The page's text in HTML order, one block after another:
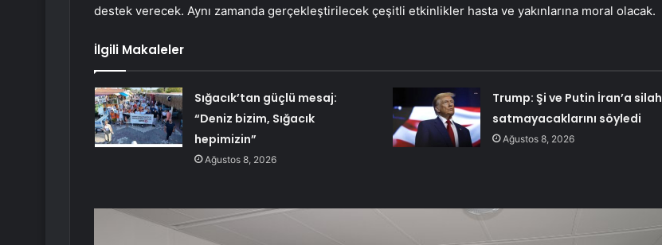
destek verecek. Aynı zamanda gerçekleştirilecek çeşitli etkinlikler hasta ve yakınlarına moral olacak.
İlgili Makaleler
Sığacık’tan güçlü mesaj:
“Deniz bizim, Sığacık
hepimizin”
Ağustos 8, 2026
Trump: Şi ve Putin İran’a silah
satmayacaklarını söyledi
Ağustos 8, 2026